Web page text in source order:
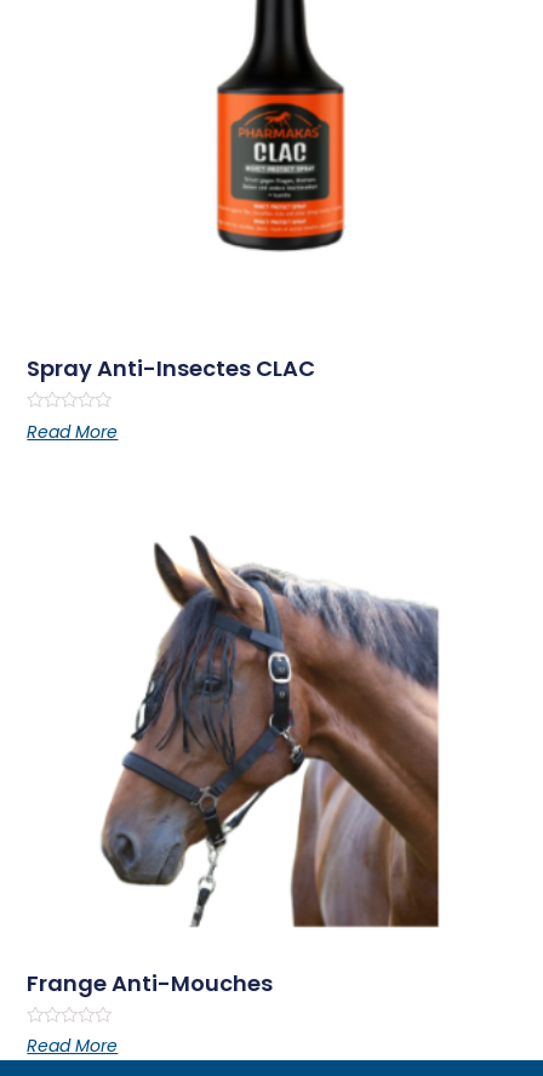
Spray Anti-Insectes CLAC
Rated
0
Read More
Frange Anti-Mouches
Rated
0
Read More